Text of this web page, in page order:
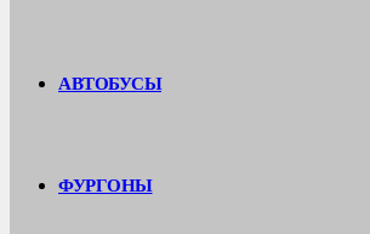
АВТОБУСЫ
ФУРГОНЫ